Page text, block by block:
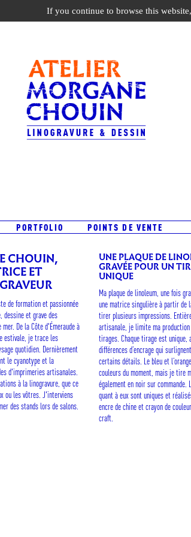
PORTFOLIO POINTS DE VENTE
CHOUIN,
ET
de formation et passionnée
dessine et grave des
mer. De la Côte d'Émeraude à
estivale, je trace les
quotidien. Dernièrement
le cyanotype et la
d'imprimeries artisanales.
à la linogravure, que ce
ou les vôtres. J'interviens
des stands lors de salons.
UNE PLAQUE DE
GRAVÉE POUR UN
UNIQUE
Ma plaque de linoleum, une fois
une matrice singulière à partir de
tirer plusieurs impressions.
artisanale, je limite ma production
tirages. Chaque tirage est unique,
différences d’encrage qui
certains détails. Le bleu et
couleurs du moment, mais je tire
également en noir sur commande.
quant à eux sont uniques et
encre de chine et crayon de
craft.
If you continue to browse this